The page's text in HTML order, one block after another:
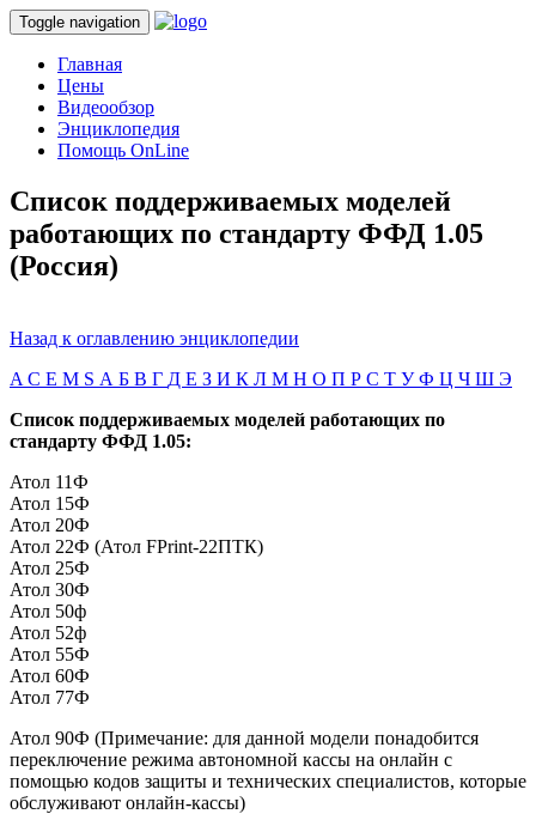
Toggle navigation
Главная
Цены
Видеообзор
Энциклопедия
Помощь OnLine
Список поддерживаемых моделей
работающих по стандарту ФФД 1.05
(Россия)
Назад к оглавлению энциклопедии
A C E M S А Б В Г Д Е З И К Л М Н О П Р С Т УФ Ц Ч Ш Э
Список поддерживаемых моделей работающих по
стандарту ФФД 1.05:
Атол 11Ф
Атол 15Ф
Атол 20Ф
Атол 22Ф (Атол FPrint-22ПТК)
Атол 25Ф
Атол 30Ф
Атол 50ф
Атол 52ф
Атол 55Ф
Атол 60Ф
Атол 77Ф
Атол 90Ф (Примечание: для данной модели понадобится
переключение режима автономной кассы на онлайн с
помощью кодов защиты и технических специалистов, которые
обслуживают онлайн-кассы)